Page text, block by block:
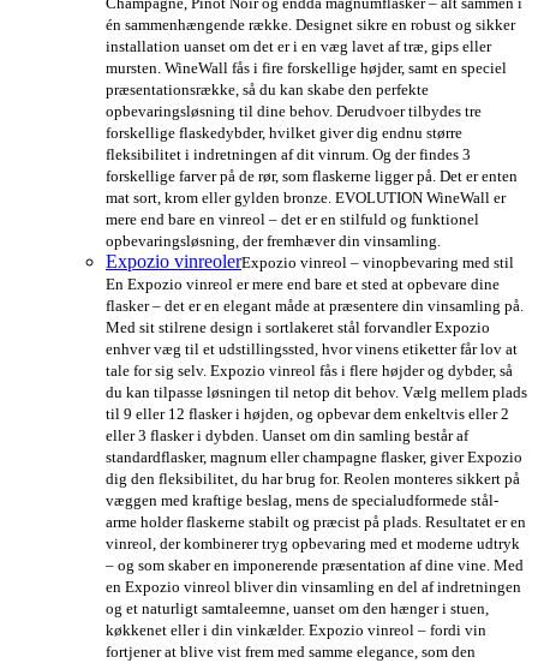
én sammenhængende række. Designet sikre en robust og sikker
installation uanset om det er i en væg lavet af træ, gips eller
mursten. WineWall fås i fire forskellige højder, samt en speciel
præsentationsrække, så du kan skabe den perfekte
opbevaringsløsning til dine behov. Derudvoer tilbydes tre
forskellige flaskedybder, hvilket giver dig endnu større
fleksibilitet i indretningen af dit vinrum. Og der findes 3
forskellige farver på de rør, som flaskerne ligger på. Det er enten
mat sort, krom eller gylden bronze. EVOLUTION WineWall er
mere end bare en vinreol – det er en stilfuld og funktionel
opbevaringsløsning, der fremhæver din vinsamling.
Expozio vinreolerExpozio vinreol – vinopbevaring med stil
En Expozio vinreol er mere end bare et sted at opbevare dine
flasker – det er en elegant måde at præsentere din vinsamling på.
Med sit stilrene design i sortlakeret stål forvandler Expozio
enhver væg til et udstillingssted, hvor vinens etiketter får lov at
tale for sig selv. Expozio vinreol fås i flere højder og dybder, så
du kan tilpasse løsningen til netop dit behov. Vælg mellem plads
til 9 eller 12 flasker i højden, og opbevar dem enkeltvis eller 2
eller 3 flasker i dybden. Uanset om din samling består af
standardflasker, magnum eller champagne flasker, giver Expozio
dig den fleksibilitet, du har brug for. Reolen monteres sikkert på
væggen med kraftige beslag, mens de specialudformede stål-
arme holder flaskerne stabilt og præcist på plads. Resultatet er en
vinreol, der kombinerer tryg opbevaring med et moderne udtryk
– og som skaber en imponerende præsentation af dine vine. Med
en Expozio vinreol bliver din vinsamling en del af indretningen
og et naturligt samtaleemne, uanset om den hænger i stuen,
køkkenet eller i din vinkælder. Expozio vinreol – fordi vin
fortjener at blive vist frem med samme elegance, som den